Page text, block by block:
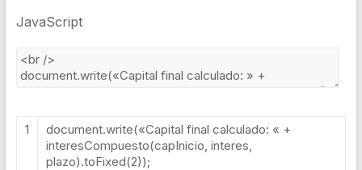
JavaScript
1 document.write(«Capital final calculado: « +
interesCompuesto(capInicio, interes,
plazo).toFixed(2));